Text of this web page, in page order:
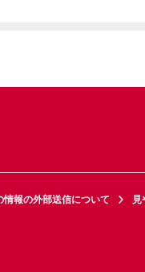
報の外部送信について
見